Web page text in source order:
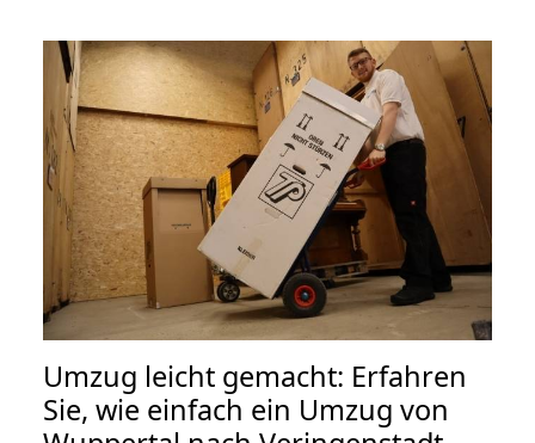
Umzug leicht gemacht: Erfahren
Sie, wie einfach ein Umzug von